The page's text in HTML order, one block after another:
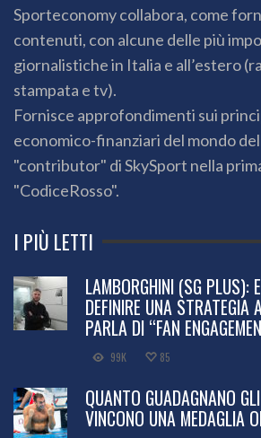
Sporteconomy collabora, come
contenuti, con alcune delle più
giornalistiche in Italia e all’estero
stampata e tv).
Fornisce approfondimenti sui
economico-finanziari del mondo
"contributor" di SkySport nella
"CodiceRosso".
I PIÙ LETTI
LAMBORGHINI (SG PLUS):
DEFINIRE UNA STRATEGIA
PARLA DI “FAN
99K 85
QUANTO GUADAGNANO
VINCONO UNA MEDAGLIA